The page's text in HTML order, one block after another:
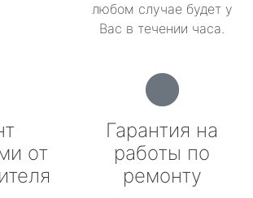
любом случае будет у
Вас в течении часа.
от
Гарантия на
работы по
ремонту